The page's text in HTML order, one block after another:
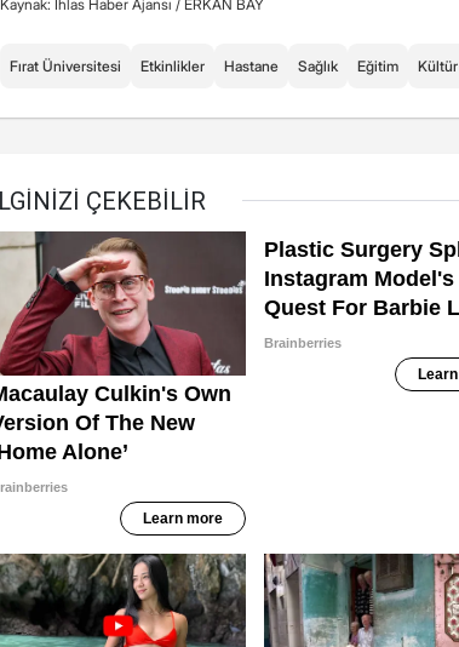
Kaynak: İhlas Haber Ajansı / ERKAN BAY
Fırat Üniversitesi Etkinlikler Hastane Sağlık Eğitim Kültür